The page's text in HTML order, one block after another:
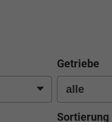
Getriebe
Sortierung